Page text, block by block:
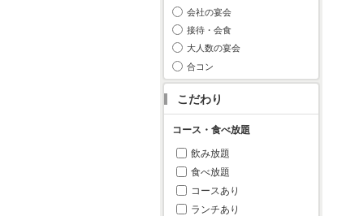
会社の宴会
接待・会食
大人数の宴会
合コン
こだわり
コース・食べ放題
飲み放題
食べ放題
コースあり
ランチあり